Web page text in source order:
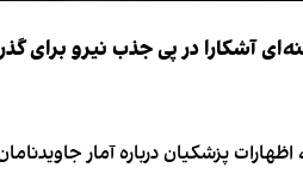
آشکارا در پی جذب نیرو
پزشکیان درباره آمار